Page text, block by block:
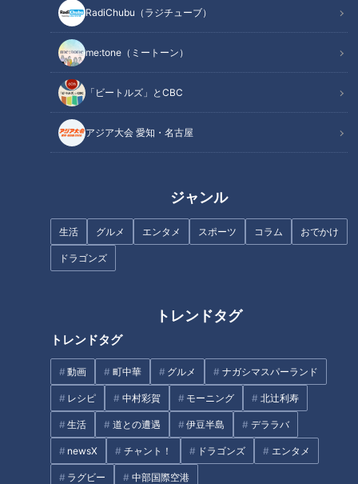
RadiChubu（ラジチューブ）
me:tone（ミートーン）
「ビートルズ」とCBC
アジア大会 愛知・名古屋
ジャンル
生活 グルメ エンタメ スポーツ コラム おでかけ
ドラゴンズ
トレンドタグ
トレンドタグ
動画 町中華 グルメ ナガシマスパーランド
レシピ 中村彩賀 モーニング 北辻利寿
生活 道との遭遇 伊豆半島 デララバ
newsX チャント！ ドラゴンズ エンタメ
ラグビー 中部国際空港
自衛隊の派遣を要請
政府もクマ対策に本腰
クマの実態調査を！
愛らしいクマも今は昔
オススメ関連コンテンツ
東北地方だけでなく全国でクマの出没が続いている。クマによ
る被害がニュースにならない日はないと言っても過言ではな
い。家屋への侵入、学校の校庭での徘徊、スーパーマーケット
での居座り、そんな目撃談ならまだしも、クマに襲われてケガ
身被害の数は過去最悪のペースだ。まさにかつてない“異常事
イベントの中止も相次ぐ
「アーバンベア」という言葉を耳にしたのは、２～３年ほど前
だった。住宅地にあらわれる“都市型のクマ”で、車や工事の騒
音、人の話し声などにも慣れている。当時は、住宅地へ入って